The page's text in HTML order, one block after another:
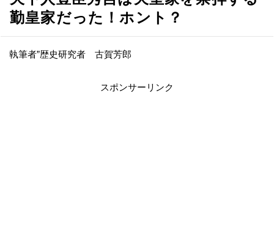
勤皇家だった！ホント？
執筆者”歴史研究者 古賀芳郎
スポンサーリンク